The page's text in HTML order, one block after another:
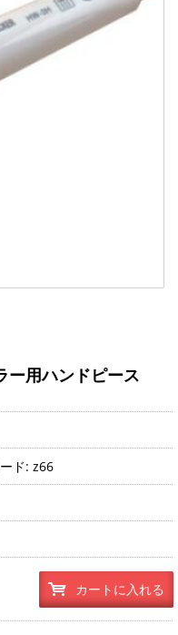
用ハンドピース
ド: z66
カートに入れる